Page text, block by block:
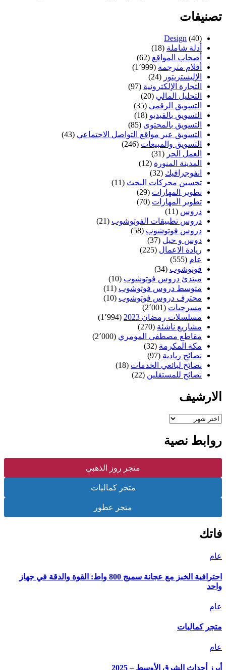
تصنيفات
Design (40)
أدلة شاملة (18)
أصحاب المواقع (62)
أفلام مترجمة (1٬999)
الإليستريتور (24)
التجارة الإلكترونية (97)
التحليل المالي (20)
التسويق الرقمي (35)
التسويق بالفيديو (18)
التسويق بالمحتوى (85)
التسويق عبر مواقع التواصل الاجتماعي (43)
التسويق والمبيعات (246)
العمل الحر (31)
المدينة المنورة (12)
انفوجرافيك (32)
تحسين محركات البحث (11)
تطوير المهارات (29)
تطوير المهارات (70)
دروس (11)
دروس تطبيقات الفوتوشوب (21)
دروس فوتوشوب (58)
دوس و حيل (37)
ريادة الاعمال (225)
عام (555)
فوتوشوب (34)
مبتدئ دروس فوتوشوب (10)
متوسط دروس فوتوشوب (11)
محترف دروس فوتوشوب (10)
مسرحيات (2٬001)
مسلسلات رمضان 2023
(1٬994)
مشاريع ناشئة (270)
مقاطع مصطفى المومري (2٬000)
مكة المكرمة (32)
نصائح ريادية (97)
نصائح لبائعي الخدمات (18)
نصائح للمستقلين (22)
الارشيف
الارشيف
روابط نصية
متجر روز الذهبي
متجر كماليات
متجر عطور
فاتك
عام
احترافية الخبز مع عجانة سميج 800 واط: القوة والدقة في جهاز
واحد
عام
متجر كماليات
عام
أبرز أحداث الشرق الأوسط – 2025